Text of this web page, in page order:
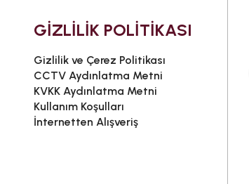
GİZLİLİK POLİTİKASI
Gizlilik ve Çerez Politikası
CCTV Aydınlatma Metni
KVKK Aydınlatma Metni
Kullanım Koşulları
İnternetten Alışveriş